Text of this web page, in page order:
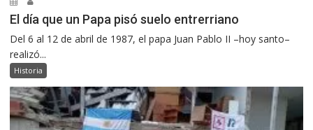
El día que un Papa pisó suelo entrerriano
Del 6 al 12 de abril de 1987, el papa Juan Pablo II –hoy santo–
realizó...
Historia